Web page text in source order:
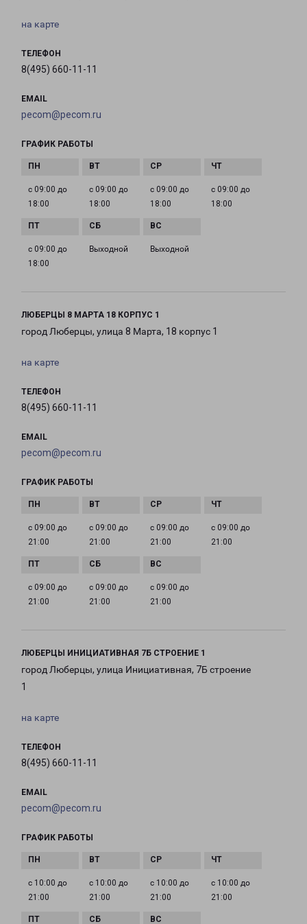
на карте
ТЕЛЕФОН
8(495) 660-11-11
EMAIL
pecom@pecom.ru
ГРАФИК РАБОТЫ
с 09:00 до
18:00
с 09:00 до
18:00
с 09:00 до
18:00
с 09:00 до
18:00
с 09:00 до
18:00
Выходной Выходной
ЛЮБЕРЦЫ 8 МАРТА 18 КОРПУС 1
город Люберцы, улица 8 Марта, 18 корпус 1
на карте
ТЕЛЕФОН
8(495) 660-11-11
EMAIL
pecom@pecom.ru
ГРАФИК РАБОТЫ
с 09:00 до
21:00
с 09:00 до
21:00
с 09:00 до
21:00
с 09:00 до
21:00
с 09:00 до
21:00
с 09:00 до
21:00
с 09:00 до
21:00
ЛЮБЕРЦЫ ИНИЦИАТИВНАЯ 7Б СТРОЕНИЕ 1
город Люберцы, улица Инициативная, 7Б строение
1
на карте
ТЕЛЕФОН
8(495) 660-11-11
EMAIL
pecom@pecom.ru
ГРАФИК РАБОТЫ
с 10:00 до
21:00
с 10:00 до
21:00
с 10:00 до
21:00
с 10:00 до
21:00